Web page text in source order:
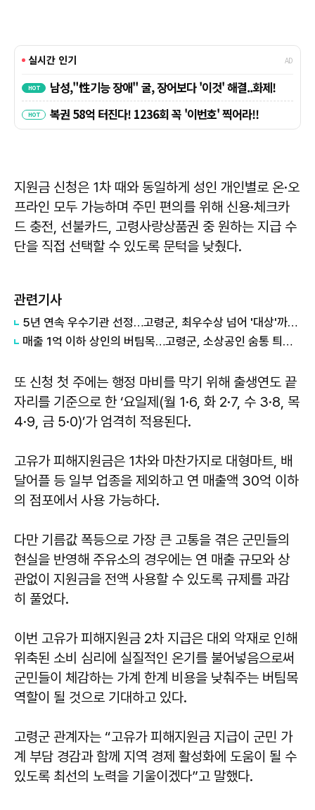
지원금 신청은 1차 때와 동일하게 성인 개인별로 온·오
프라인 모두 가능하며 주민 편의를 위해 신용·체크카
드 충전, 선불카드, 고령사랑상품권 중 원하는 지급 수
단을 직접 선택할 수 있도록 문턱을 낮췄다.
관련기사
5년 연속 우수기관 선정…고령군, 최우수상 넘어 '대상'까지 거머쥔 비결
매출 1억 이하 상인의 버팀목…고령군, 소상공인 숨통 틔울 '수수료 지원' 사격
또 신청 첫 주에는 행정 마비를 막기 위해 출생연도 끝
자리를 기준으로 한 ‘요일제(월 1·6, 화 2·7, 수 3·8, 목
4·9, 금 5·0)’가 엄격히 적용된다.
고유가 피해지원금은 1차와 마찬가지로 대형마트, 배
달어플 등 일부 업종을 제외하고 연 매출액 30억 이하
의 점포에서 사용 가능하다.
다만 기름값 폭등으로 가장 큰 고통을 겪은 군민들의
현실을 반영해 주유소의 경우에는 연 매출 규모와 상
관없이 지원금을 전액 사용할 수 있도록 규제를 과감
히 풀었다.
이번 고유가 피해지원금 2차 지급은 대외 악재로 인해
위축된 소비 심리에 실질적인 온기를 불어넣음으로써
군민들이 체감하는 가계 한계 비용을 낮춰주는 버팀목
역할이 될 것으로 기대하고 있다.
고령군 관계자는 “고유가 피해지원금 지급이 군민 가
계 부담 경감과 함께 지역 경제 활성화에 도움이 될 수
있도록 최선의 노력을 기울이겠다”고 말했다.